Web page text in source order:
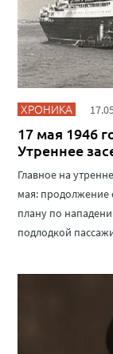
ХРОНИКА
17 мая 1946
Утреннее
Главное на
мая: продолжение
плану по
подлодкой